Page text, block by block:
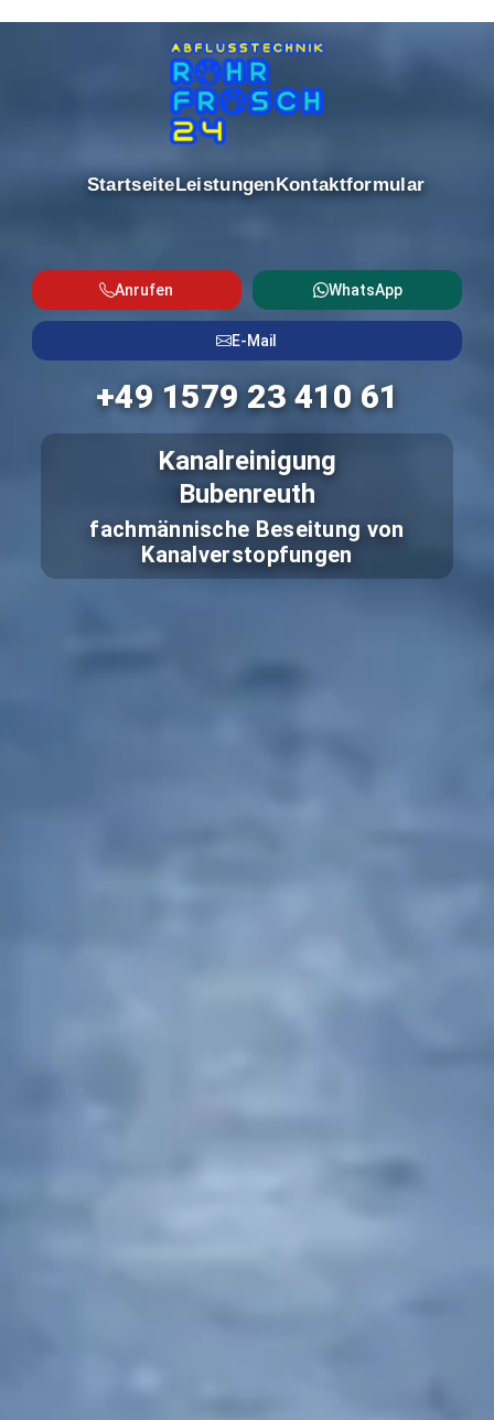
StartseiteLeistungenKontaktformular
Anrufen WhatsApp
E-Mail
+49 1579 23 410 61
Kanalreinigung
Bubenreuth
fachmännische Beseitung von
Kanalverstopfungen